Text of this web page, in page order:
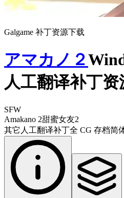
Galgame 补丁资源下载
アマカノ２
人工翻译补丁资
SFW
Amakano 2甜蜜女友2
其它 人工翻译补丁全 CG 存档简